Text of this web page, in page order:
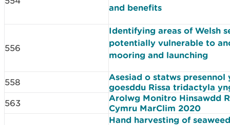
and benefits
556
Identifying areas of Welsh
potentially vulnerable to
mooring and launching
558
Asesiad o statws presennol
goesddu Rissa tridactyla
563
Arolwg Monitro Hinsawdd
Cymru MarClim 2020
Hand harvesting of